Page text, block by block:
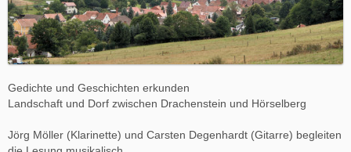
Gedichte und Geschichten erkunden
Landschaft und Dorf zwischen Drachenstein und Hörselberg
Jörg Möller (Klarinette) und Carsten Degenhardt (Gitarre) begleiten